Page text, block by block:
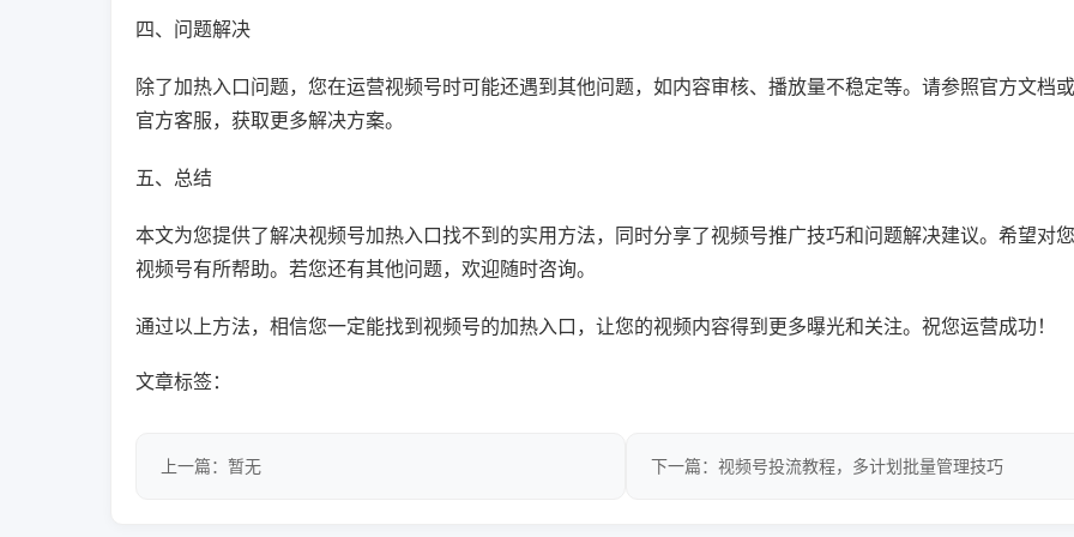
四、问题解决
除了加热入口问题，您在运营视频号时可能还遇到其他问题，如内容审核、播放量不稳定等。请参照官方文档
官方客服，获取更多解决方案。
五、总结
本文为您提供了解决视频号加热入口找不到的实用方法，同时分享了视频号推广技巧和问题解决建议。希望对
视频号有所帮助。若您还有其他问题，欢迎随时咨询。
通过以上方法，相信您一定能找到视频号的加热入口，让您的视频内容得到更多曝光和关注。祝您运营成功！
文章标签：
上一篇：暂无 下一篇：视频号投流教程，多计划批量管理技巧